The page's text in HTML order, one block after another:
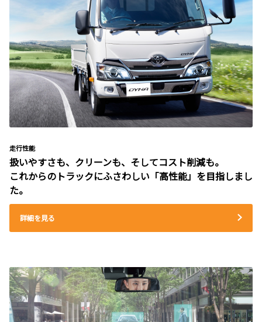
走行性能
扱いやすさも、クリーンも、そしてコスト削減も。
これからのトラックにふさわしい「高性能」を目指しまし
た。
詳細を見る